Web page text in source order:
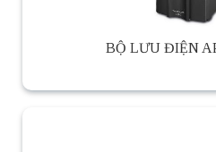
BỘ LƯU ĐIỆN